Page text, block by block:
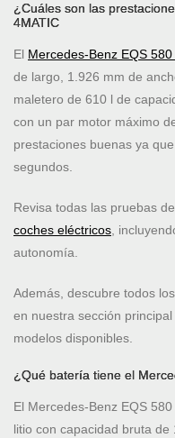
¿Cuáles son las
4MATIC
El Mercedes-Benz EQS
de largo, 1.926 mm de
maletero de 610 l de
con un par motor máximo
prestaciones buenas ya
segundos.
Revisa todas las pruebas
coches eléctricos,
autonomía.
Además, descubre todos los
en nuestra sección
modelos disponibles.
¿Qué batería tiene el
El Mercedes-Benz EQS
litio con capacidad bruta de